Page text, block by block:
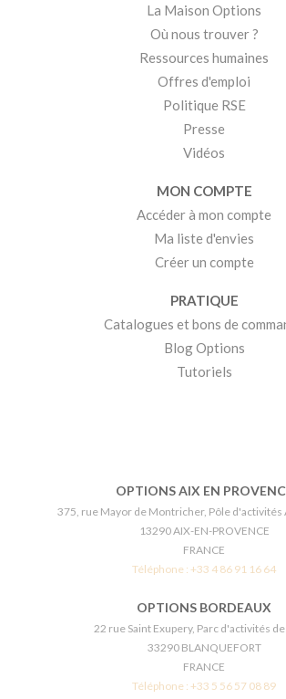
La Maison Options
Où nous trouver ?
Ressources humaines
Offres d'emploi
Politique RSE
Presse
Vidéos
MON COMPTE
Accéder à mon compte
Ma liste d'envies
Créer un compte
PRATIQUE
Catalogues et bons de
Blog Options
Tutoriels
OPTIONS AIX EN
375, rue Mayor de Montricher, Pôle d'activités
13290 AIX-EN-PROVENCE
FRANCE
Téléphone : +33 4 86 91 16 64
OPTIONS BORDEAUX
22 rue Saint Exupery, Parc d'activités
33290 BLANQUEFORT
FRANCE
Téléphone : +33 5 56 57 08 89